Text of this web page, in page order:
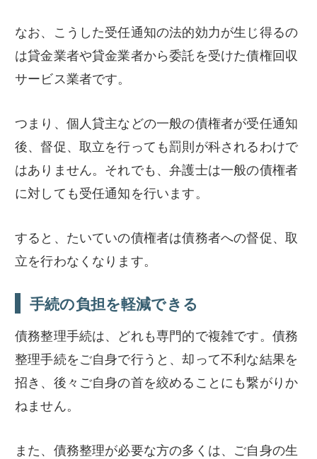
なお、こうした受任通知の法的効力が生じ得るの
は貸金業者や貸金業者から委託を受けた債権回収
サービス業者です。
つまり、個人貸主などの一般の債権者が受任通知
後、督促、取立を行っても罰則が科されるわけで
はありません。それでも、弁護士は一般の債権者
に対しても受任通知を行います。
すると、たいていの債権者は債務者への督促、取
立を行わなくなります。
手続の負担を軽減できる
債務整理手続は、どれも専門的で複雑です。債務
整理手続をご自身で行うと、却って不利な結果を
招き、後々ご自身の首を絞めることにも繋がりか
ねません。
また、債務整理が必要な方の多くは、ご自身の生